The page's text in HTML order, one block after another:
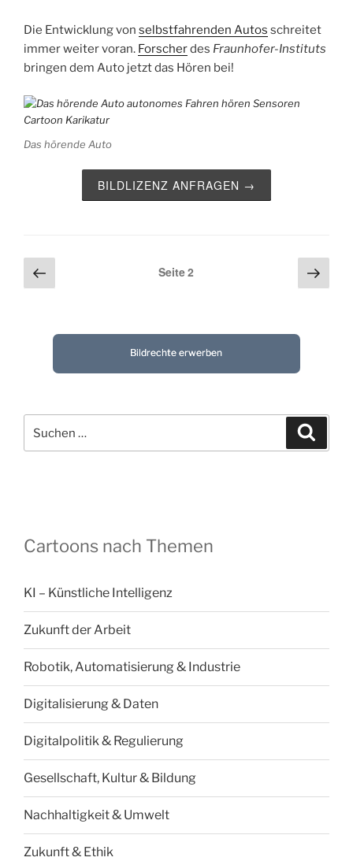
Die Entwicklung von selbstfahrenden Autos schreitet
immer weiter voran. Forscherdes Fraunhofer-Instituts
bringen dem Auto jetzt das Hören bei!
Das hörende Auto
BILDLIZENZ ANFRAGEN →
Seitennummerierung
der
Vorherige
Seite
Seite2
Seite
Bildrechte erwerben
Suchen
nach:
Cartoons nach Themen
KI – Künstliche Intelligenz
Zukunft der Arbeit
Robotik, Automatisierung & Industrie
Digitalisierung & Daten
Digitalpolitik & Regulierung
Gesellschaft, Kultur & Bildung
Nachhaltigkeit & Umwelt
Zukunft & Ethik